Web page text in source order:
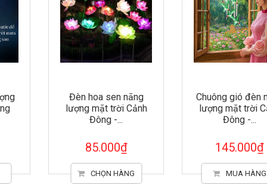
Đèn hoa sen năng
lượng mặt trời Cảnh
85.000₫
CHỌN HÀNG
Chuông gió đèn năng
lượng mặt trời Cảnh
145.000₫
MUA HÀNG